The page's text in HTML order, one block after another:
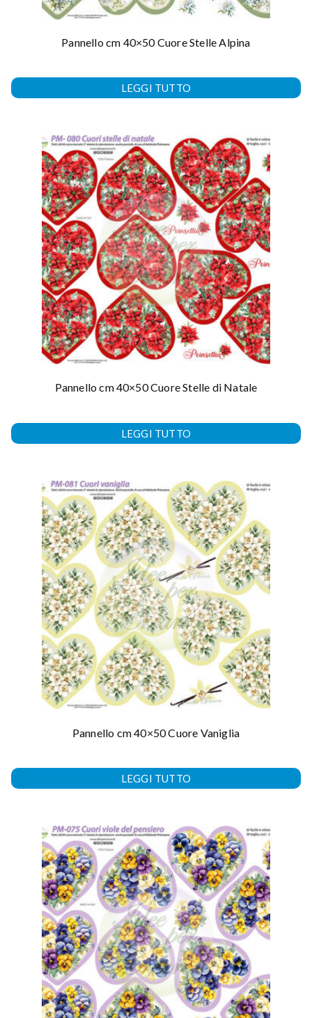
Pannello cm 40×50 Cuore Stelle Alpina
LEGGI TUTTO
Pannello cm 40×50 Cuore Stelle di Natale
LEGGI TUTTO
Pannello cm 40×50 Cuore Vaniglia
LEGGI TUTTO